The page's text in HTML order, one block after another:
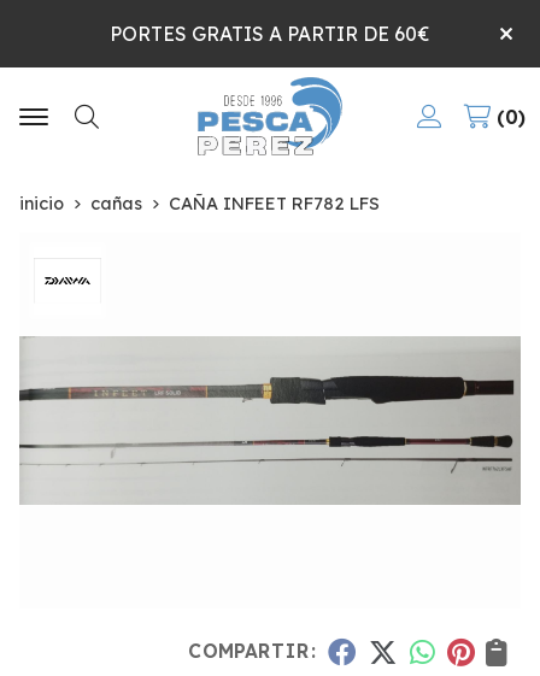
PORTES GRATIS A PARTIR DE 60€
Buscar
0
inicio cañas CAÑA INFEET RF782 LFS
COMPARTIR: